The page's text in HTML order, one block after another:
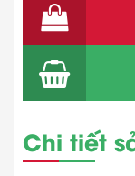
Chi tiết